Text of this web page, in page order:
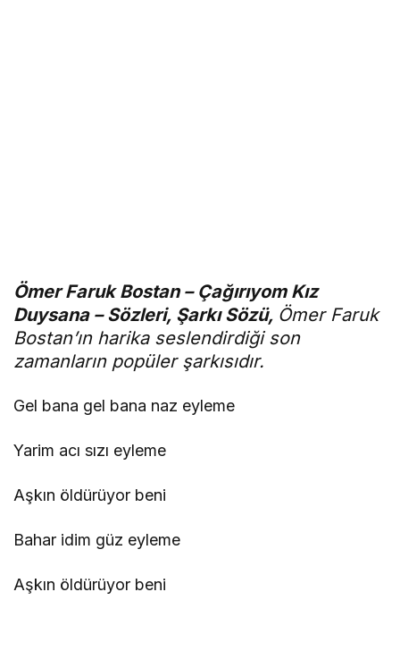
Ömer Faruk Bostan – Çağırıyom Kız
Duysana – Sözleri, Şarkı Sözü, Ömer Faruk
Bostan’ın harika seslendirdiği son
zamanların popüler şarkısıdır.
Gel bana gel bana naz eyleme
Yarim acı sızı eyleme
Aşkın öldürüyor beni
Bahar idim güz eyleme
Aşkın öldürüyor beni